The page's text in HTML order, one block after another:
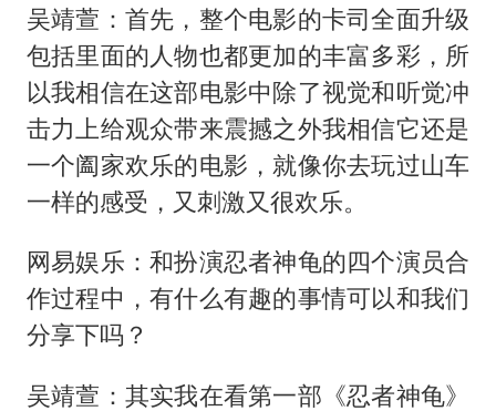
吴靖萱：首先，整个电影的卡司全面升级
包括里面的人物也都更加的丰富多彩，所
以我相信在这部电影中除了视觉和听觉冲
击力上给观众带来震撼之外我相信它还是
一个阖家欢乐的电影，就像你去玩过山车
一样的感受，又刺激又很欢乐。
网易娱乐：和扮演忍者神龟的四个演员合
作过程中，有什么有趣的事情可以和我们
分享下吗？
吴靖萱：其实我在看第一部《忍者神龟》